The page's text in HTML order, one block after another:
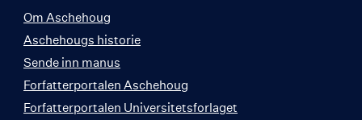
Om Aschehoug
Aschehougs historie
Sende inn manus
Forfatterportalen Aschehoug
Forfatterportalen Universitetsforlaget